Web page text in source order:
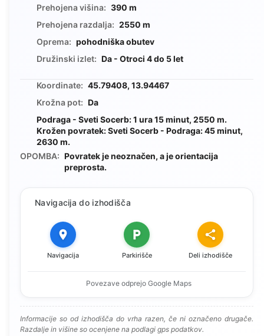
Prehojena višina: 390 m
Prehojena razdalja: 2550 m
Oprema: pohodniška obutev
Družinski izlet: Da - Otroci 4 do 5 let
Koordinate: 45.79408, 13.94467
Krožna pot: Da
Podraga - Sveti Socerb: 1 ura 15 minut, 2550 m.
Krožen povratek: Sveti Socerb - Podraga: 45 minut,
2630 m.
OPOMBA: Povratek je neoznačen, a je orientacija
preprosta.
Navigacija do izhodišča
Navigacija Parkirišče Deli izhodišče
Povezave odprejo Google Maps
Informacije so od izhodišča do vrha razen, če ni označeno drugače.
Razdalje in višine so ocenjene na podlagi gps podatkov.